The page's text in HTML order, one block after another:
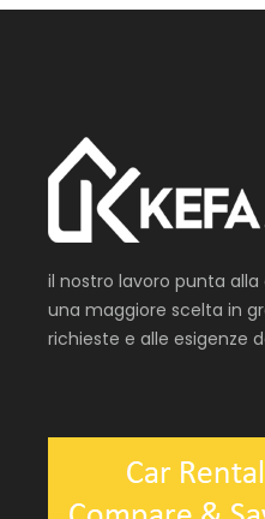
il nostro lavoro punta
una maggiore scelta in
richieste e alle esigenze